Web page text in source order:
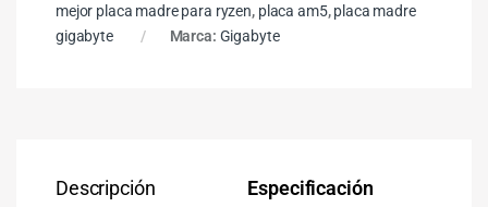
mejor placa madre para ryzen, placa am5,placa madre
gigabyte
Marca: Gigabyte
Descripción Especificación